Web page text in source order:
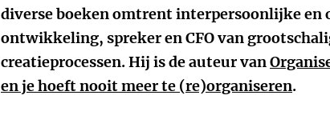
diverse boeken omtrent interpersoonlijke en
ontwikkeling, spreker en CFO van
creatieprocessen. Hij is de auteur van
en je hoeft nooit meer te (re)organiseren.